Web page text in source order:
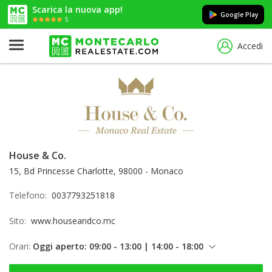
Scarica la nuova app!
5
Google Play
Accedi
House & Co.
15, Bd Princesse Charlotte, 98000 - Monaco
Telefono: 0037793251818
Sito: www.houseandco.mc
Orari: Oggi aperto: 09:00 - 13:00 | 14:00 - 18:00
venerdì: 09:00 - 13:00 | 14:00 - 18:00